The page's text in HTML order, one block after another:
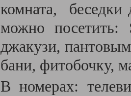
комната, беседки
можно посетить:
джакузи,
бани, фитобочку,
В номерах: